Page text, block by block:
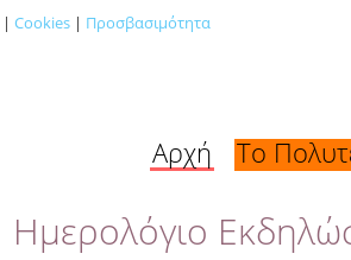
| Cookies | Προσβασιμότητα
Αρχή Το
Ημερολόγιο